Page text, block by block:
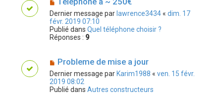
Dernier message par lawrence3434« dim. 17
févr. 2019 07:10
Publié dans Quel téléphone choisir ?
Réponses : 9
Probleme de mise a jour
Dernier message par Karim1988 « ven. 15 févr.
2019 08:02
Publié dans Autres constructeurs